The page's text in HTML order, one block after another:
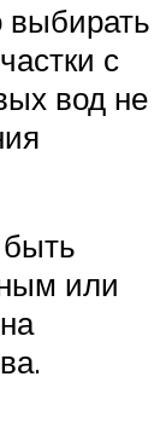
выбирать
с
вод не
или